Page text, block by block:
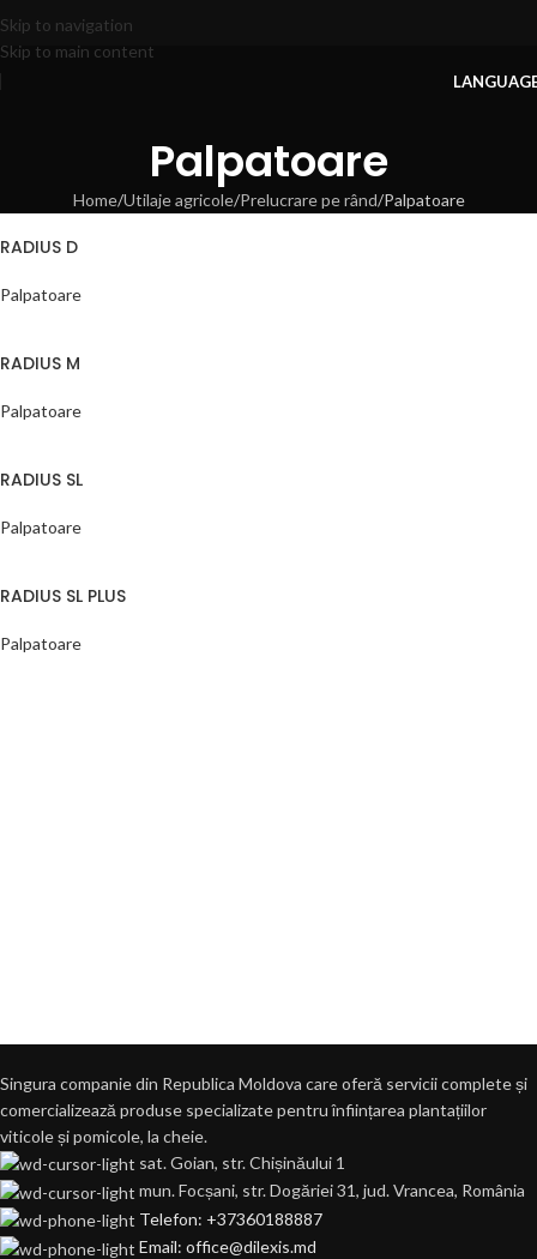
Skip to navigation
Skip to main content
Palpatoare
Home Utilaje agricole Prelucrare pe rând Palpatoare
RADIUS D
Palpatoare
RADIUS M
Palpatoare
RADIUS SL
Palpatoare
RADIUS SL PLUS
Palpatoare
Singura companie din Republica Moldova care oferă servicii complete și
comercializează produse specializate pentru înființarea plantațiilor
viticole și pomicole, la cheie.
sat. Goian, str. Chișinăului 1
mun. Focșani, str. Dogăriei 31, jud. Vrancea, România
Telefon: +37360188887
Email: office@dilexis.md